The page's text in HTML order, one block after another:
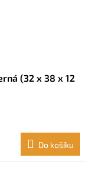
(32 x 38 x 12
Do košíku